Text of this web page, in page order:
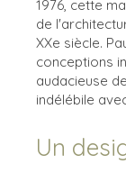
1976, cette
de
XXe siècle.
conceptions
audacieuse
indélébile
Un